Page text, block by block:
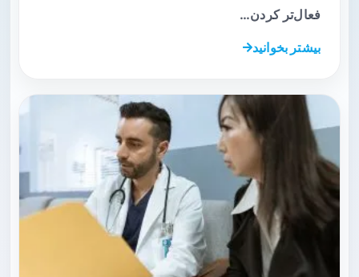
فعال‌تر کردن…
بیشتر بخوانید